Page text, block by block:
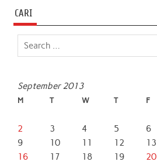
CARI
September 2013
M T W T F
2
3 4 5 6
9
10 11 12 13
16
17 18 19 20